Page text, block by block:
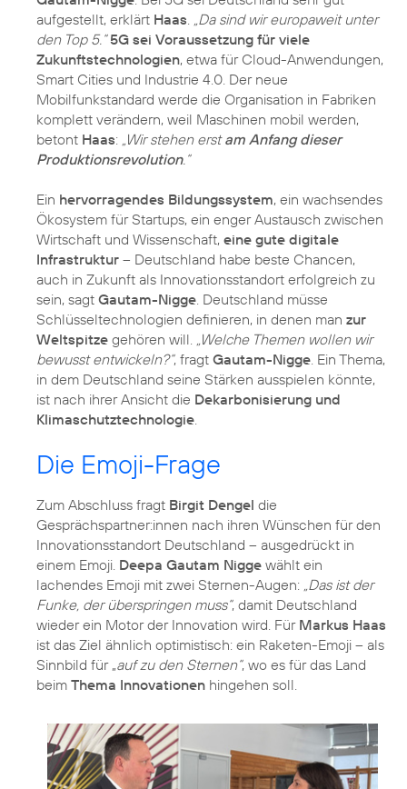
aufgestellt, erklärt Haas
„Da sind wir europaweit unter
den Top 5.“ 5G sei Voraussetzung für viele
Zukunftstechnologien, etwa für Cloud-Anwendungen,
Smart Cities und Industrie 4.0. Der neue
Mobilfunkstandard werde die Organisation in Fabriken
komplett verändern, weil Maschinen mobil werden,
betont Haas: „Wir stehen erstam Anfang dieser
Produktionsrevolution.“
Ein hervorragendes Bildungssystem, ein wachsendes
Ökosystem für Startups, ein enger Austausch zwischen
Wirtschaft und Wissenschaft, eine gute digitale
Infrastruktur – Deutschland habe beste Chancen,
auch in Zukunft als Innovationsstandort erfolgreich zu
sein, sagt Gautam-Nigge . Deutschland müsse
Schlüsseltechnologien definieren, in denen man zur
Weltspitze gehören will.
„Welche Themen wollen wir
bewusst entwickeln?“, fragt Gautam-Nigge . Ein Thema,
in dem Deutschland seine Stärken ausspielen könnte,
ist nach ihrer Ansicht die Dekarbonisierung und
Klimaschutztechnologie
Die Emoji-Frage
Zum Abschluss fragt Birgit Dengel die
Gesprächspartner:innen nach ihren Wünschen für den
Innovationsstandort Deutschland – ausgedrückt in
einem Emoji. Deepa Gautam Nigge wählt ein
lachendes Emoji mit zwei Sternen-Augen: „Das ist der
Funke, der überspringen muss“, damit Deutschland
wieder ein Motor der Innovation wird. Für Markus Haas
ist das Ziel ähnlich optimistisch: ein Raketen-Emoji – als
Sinnbild für „auf zu den Sternen“, wo es für das Land
beim Thema Innovationen hingehen soll.